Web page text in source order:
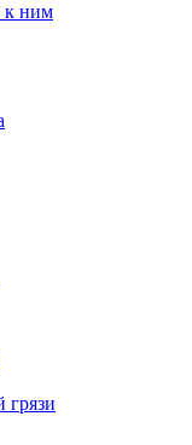
к ним
грязи